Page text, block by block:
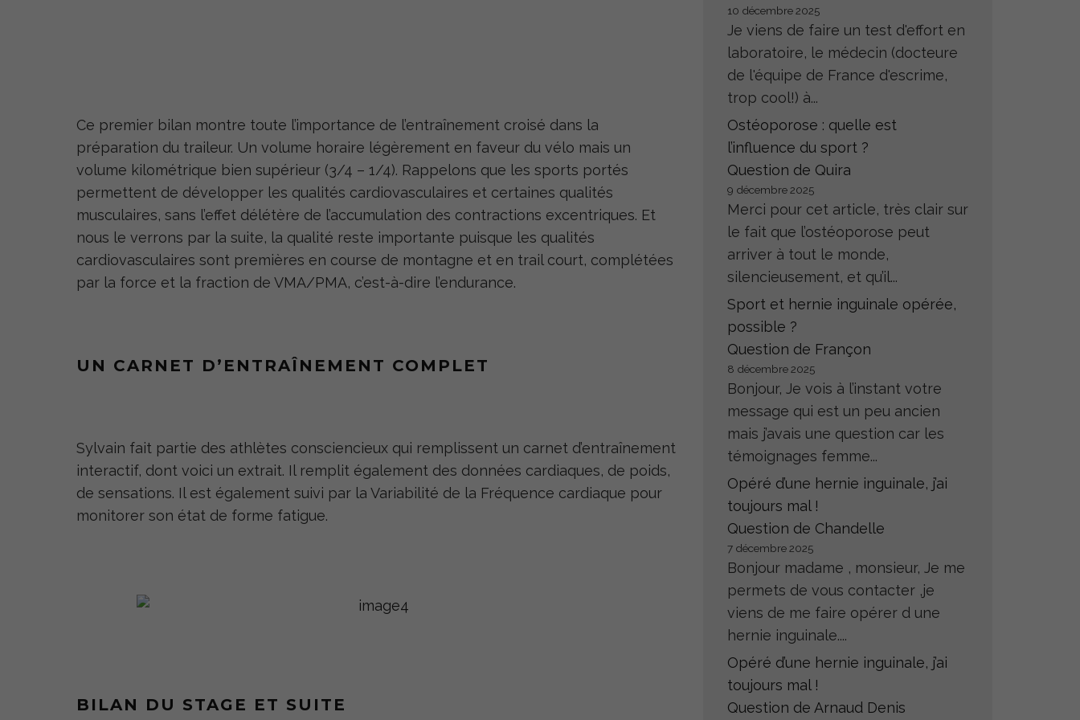
Ce premier bilan montre toute l’importance de l’entraînement croisé dans la
préparation du traileur. Un volume horaire légèrement en faveur du vélo mais un
volume kilométrique bien supérieur (3/4 – 1/4). Rappelons que les sports portés
permettent de développer les qualités cardiovasculaires et certaines qualités
musculaires, sans l’effet délétère de l’accumulation des contractions excentriques. Et
nous le verrons par la suite, la qualité reste importante puisque les qualités
cardiovasculaires sont premières en course de montagne et en trail court, complétées
par la force et la fraction de VMA/PMA, c’est-à-dire l’endurance.
UN CARNET D’ENTRAÎNEMENT COMPLET
Sylvain fait partie des athlètes consciencieux qui remplissent un carnet d’entraînement
interactif, dont voici un extrait. Il remplit également des données cardiaques, de poids,
de sensations. Il est également suivi par la Variabilité de la Fréquence cardiaque pour
monitorer son état de forme fatigue.
BILAN DU STAGE ET SUITE
10 décembre 2025
Je viens de faire un test d'effort en
laboratoire, le médecin (docteure
de l'équipe de France d'escrime,
trop cool!) à...
Ostéoporose : quelle est
l’influence du sport ?
Question de Quira
9 décembre 2025
Merci pour cet article, très clair sur
le fait que l’ostéoporose peut
arriver à tout le monde,
silencieusement, et qu’il...
Sport et hernie inguinale opérée,
possible ?
Question de Françon
8 décembre 2025
Bonjour, Je vois à l’instant votre
message qui est un peu ancien
mais j’avais une question car les
témoignages femme...
Opéré d’une hernie inguinale, j’ai
toujours mal !
Question de Chandelle
7 décembre 2025
Bonjour madame , monsieur, Je me
permets de vous contacter ,je
viens de me faire opérer d une
hernie inguinale....
Opéré d’une hernie inguinale, j’ai
toujours mal !
Question de Arnaud Denis